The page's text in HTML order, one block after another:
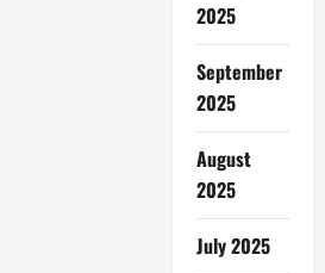
2025
September
2025
August
2025
July 2025